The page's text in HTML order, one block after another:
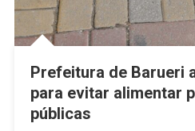
Prefeitura de Barueri
para evitar alimentar
públicas